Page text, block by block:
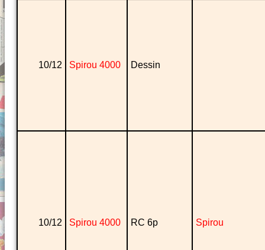
10/12 Spirou 4000 Dessin
10/12 Spirou 4000 RC 6p Spirou